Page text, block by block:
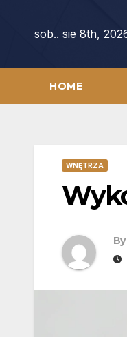
sob.. sie 8th,
HOME
WNĘTRZA
By